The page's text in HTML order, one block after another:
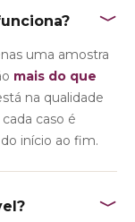
﹀
uma amostra
mais do que
na qualidade
caso é
início ao fim.
﹀